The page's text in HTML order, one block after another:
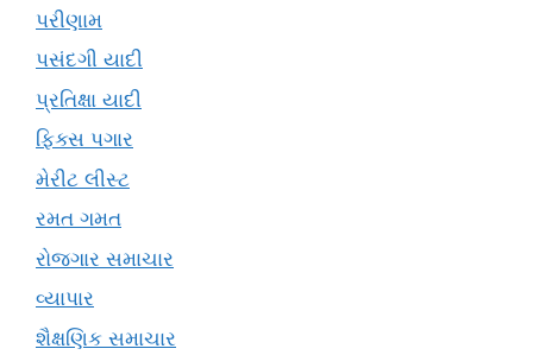
પરીણામ
પસંદગી યાદી
પ્રતિક્ષા યાદી
ફિક્સ પગાર
મેરીટ લીસ્ટ
રમત ગમત
રોજગાર સમાચાર
વ્યાપાર
શૈક્ષણિક સમાચાર